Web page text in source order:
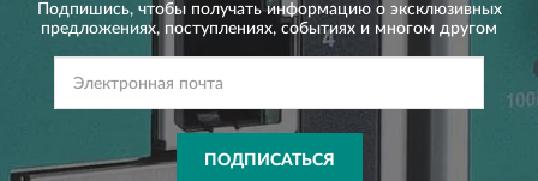
Подпишись, чтобы получать информацию о эксклюзивных
предложениях, поступлениях, событиях и многом другом
ПОДПИСАТЬСЯ